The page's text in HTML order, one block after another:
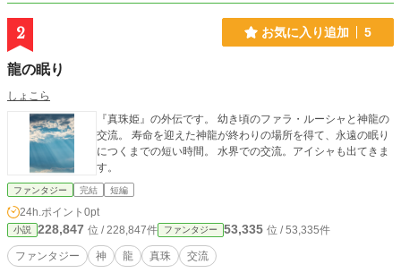
2 お気に入り追加 5
龍の眠り
しょこら
『真珠姫』の外伝です。 幼き頃のファラ・ルーシャと神龍の
交流。 寿命を迎えた神龍が終わりの場所を得て、永遠の眠り
につくまでの短い時間。 水界での交流。アイシャも出てきま
す。
ファンタジー 完結 短編
24h.ポイント 0pt
小説 228,847 位 / 228,847件 ファンタジー 53,335 位 / 53,335件
ファンタジー 神 龍 真珠 交流